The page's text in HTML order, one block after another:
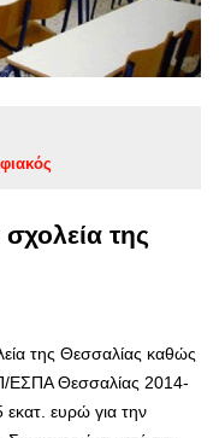
της
της Θεσσαλίας καθώς
ΕΣΠΑ Θεσσαλίας 2014-
ευρώ για την